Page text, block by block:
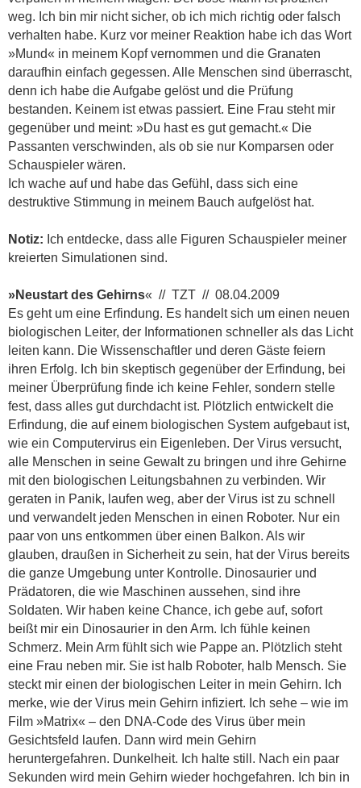
weg. Ich bin mir nicht sicher, ob ich mich richtig oder falsch
verhalten habe. Kurz vor meiner Reaktion habe ich das Wort
»Mund« in meinem Kopf vernommen und die Granaten
daraufhin einfach gegessen. Alle Menschen sind überrascht,
denn ich habe die Aufgabe gelöst und die Prüfung
bestanden. Keinem ist etwas passiert. Eine Frau steht mir
gegenüber und meint: »Du hast es gut gemacht.« Die
Passanten verschwinden, als ob sie nur Komparsen oder
Schauspieler wären.
Ich wache auf und habe das Gefühl, dass sich eine
destruktive Stimmung in meinem Bauch aufgelöst hat.
Notiz: Ich entdecke, dass alle Figuren Schauspieler meiner
kreierten Simulationen sind.
»Neustart des Gehirns« // TZT // 08.04.2009
Es geht um eine Erfindung. Es handelt sich um einen neuen
biologischen Leiter, der Informationen schneller als das Licht
leiten kann. Die Wissenschaftler und deren Gäste feiern
ihren Erfolg. Ich bin skeptisch gegenüber der Erfindung, bei
meiner Überprüfung finde ich keine Fehler, sondern stelle
fest, dass alles gut durchdacht ist. Plötzlich entwickelt die
Erfindung, die auf einem biologischen System aufgebaut ist,
wie ein Computervirus ein Eigenleben. Der Virus versucht,
alle Menschen in seine Gewalt zu bringen und ihre Gehirne
mit den biologischen Leitungsbahnen zu verbinden. Wir
geraten in Panik, laufen weg, aber der Virus ist zu schnell
und verwandelt jeden Menschen in einen Roboter. Nur ein
paar von uns entkommen über einen Balkon. Als wir
glauben, draußen in Sicherheit zu sein, hat der Virus bereits
die ganze Umgebung unter Kontrolle. Dinosaurier und
Prädatoren, die wie Maschinen aussehen, sind ihre
Soldaten. Wir haben keine Chance, ich gebe auf, sofort
beißt mir ein Dinosaurier in den Arm. Ich fühle keinen
Schmerz. Mein Arm fühlt sich wie Pappe an. Plötzlich steht
eine Frau neben mir. Sie ist halb Roboter, halb Mensch. Sie
steckt mir einen der biologischen Leiter in mein Gehirn. Ich
merke, wie der Virus mein Gehirn infiziert. Ich sehe – wie im
Film »Matrix« – den DNA-Code des Virus über mein
Gesichtsfeld laufen. Dann wird mein Gehirn
heruntergefahren. Dunkelheit. Ich halte still. Nach ein paar
Sekunden wird mein Gehirn wieder hochgefahren. Ich bin in